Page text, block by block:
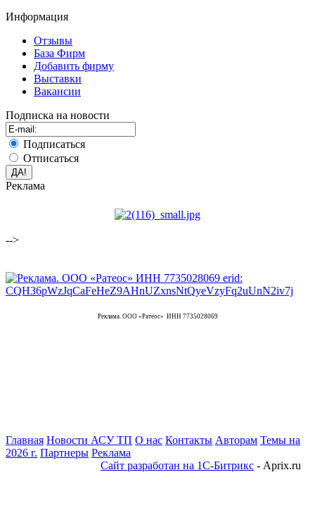
Информация
Отзывы
База Фирм
Добавить фирму
Выставки
Вакансии
Подписка на новости
Подписаться
Отписаться
Реклама
-->
Реклама. ООО «Ратеос» ИНН 7735028069
Главная Новости АСУ ТП О нас Контакты Авторам Темы на
2026 г. Партнеры Реклама
Сайт разработан на 1С-Битрикс - Aprix.ru